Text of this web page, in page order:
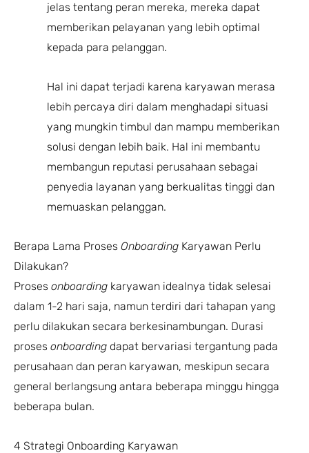
jelas tentang peran mereka, mereka dapat
memberikan pelayanan yang lebih optimal
kepada para pelanggan.
Hal ini dapat terjadi karena karyawan merasa
lebih percaya diri dalam menghadapi situasi
yang mungkin timbul dan mampu memberikan
solusi dengan lebih baik. Hal ini membantu
membangun reputasi perusahaan sebagai
penyedia layanan yang berkualitas tinggi dan
memuaskan pelanggan.
Berapa Lama Proses Onboarding Karyawan Perlu
Dilakukan?
Proses onboarding karyawan idealnya tidak selesai
dalam 1-2 hari saja, namun terdiri dari tahapan yang
perlu dilakukan secara berkesinambungan. Durasi
proses onboarding dapat bervariasi tergantung pada
perusahaan dan peran karyawan, meskipun secara
general berlangsung antara beberapa minggu hingga
beberapa bulan.
4 Strategi Onboarding Karyawan